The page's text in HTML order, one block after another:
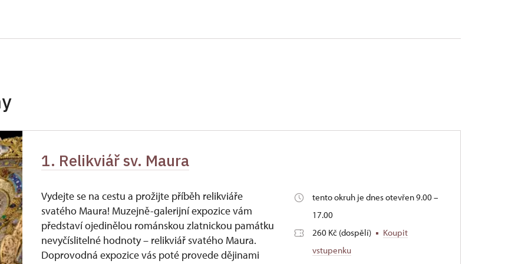
neposkytuje se
neposkytuje se
VÝSTAVY JE 140 Kč.
1. Relikviář sv. Maura
Vydejte se na cestu a prožijte příběh relikviáře
svatého Maura! Muzejně-galerijní expozice vám
představí ojedinělou románskou zlatnickou památku
nevyčíslitelné hodnoty – relikviář svatého Maura.
Doprovodná expozice vás poté provede dějinami
tento okruh je dnes otevřen 9.00 –
17.00
260 Kč (dospělí)
Koupit
vstupenku